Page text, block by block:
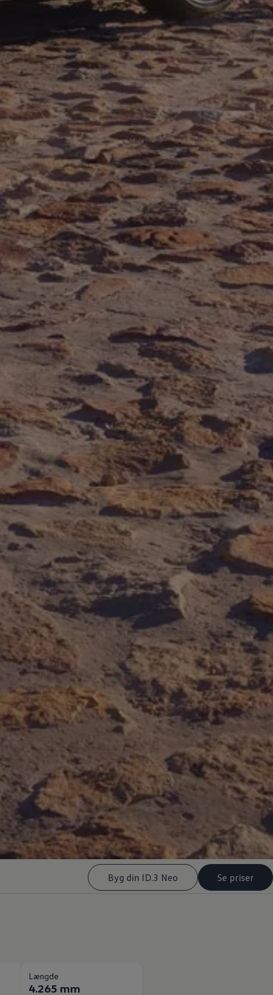
Byg din ID.3 Neo Se priser
Længde
4.265 mm